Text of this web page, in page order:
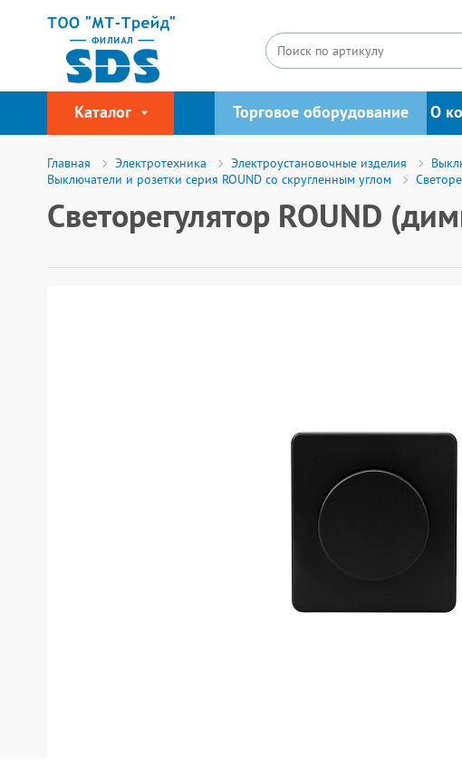
Каталог Торговое оборудование О
Главная Электротехника Электроустановочные изделия
Выключатели и розетки серия ROUND со скругленным углом
Светорегулятор ROUND